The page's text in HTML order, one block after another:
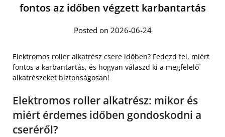
fontos az időben végzett karbantartás
Posted on 2026-06-24
Elektromos roller alkatrész csere időben? Fedezd fel, miért
fontos a karbantartás, és hogyan válaszd ki a megfelelő
alkatrészeket biztonságosan!
Elektromos roller alkatrész: mikor és
miért érdemes időben gondoskodni a
cseréről?